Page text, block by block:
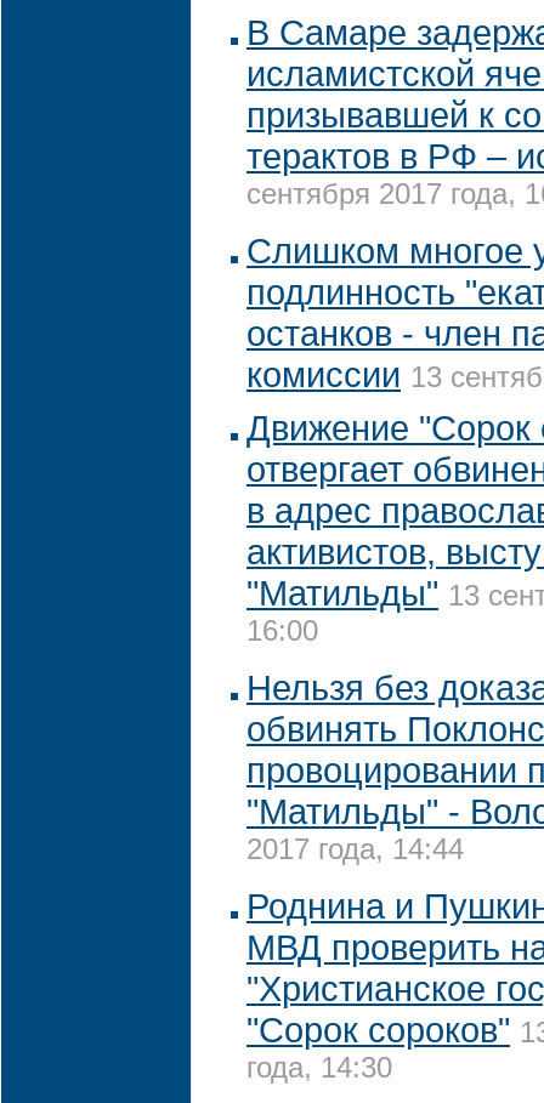
В Самаре
исламистской
призывавшей к
терактов в РФ –
сентября 2017 года,
Слишком многое
подлинность
останков - член
комиссии 13
Движение "Сорок
отвергает
в адрес
активистов,
"Матильды" 13
16:00
Нельзя без
обвинять
провоцировании
"Матильды" -
2017 года, 14:44
Роднина и
МВД проверить
"Христианское
"Сорок сороков"
года, 14:30